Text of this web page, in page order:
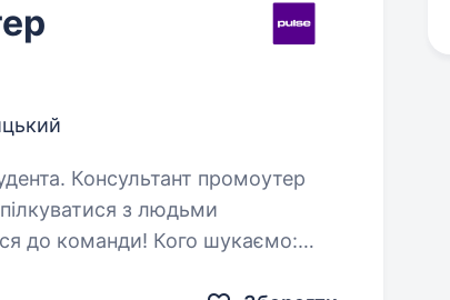
з людьми
до команди! Кого шукаємо: